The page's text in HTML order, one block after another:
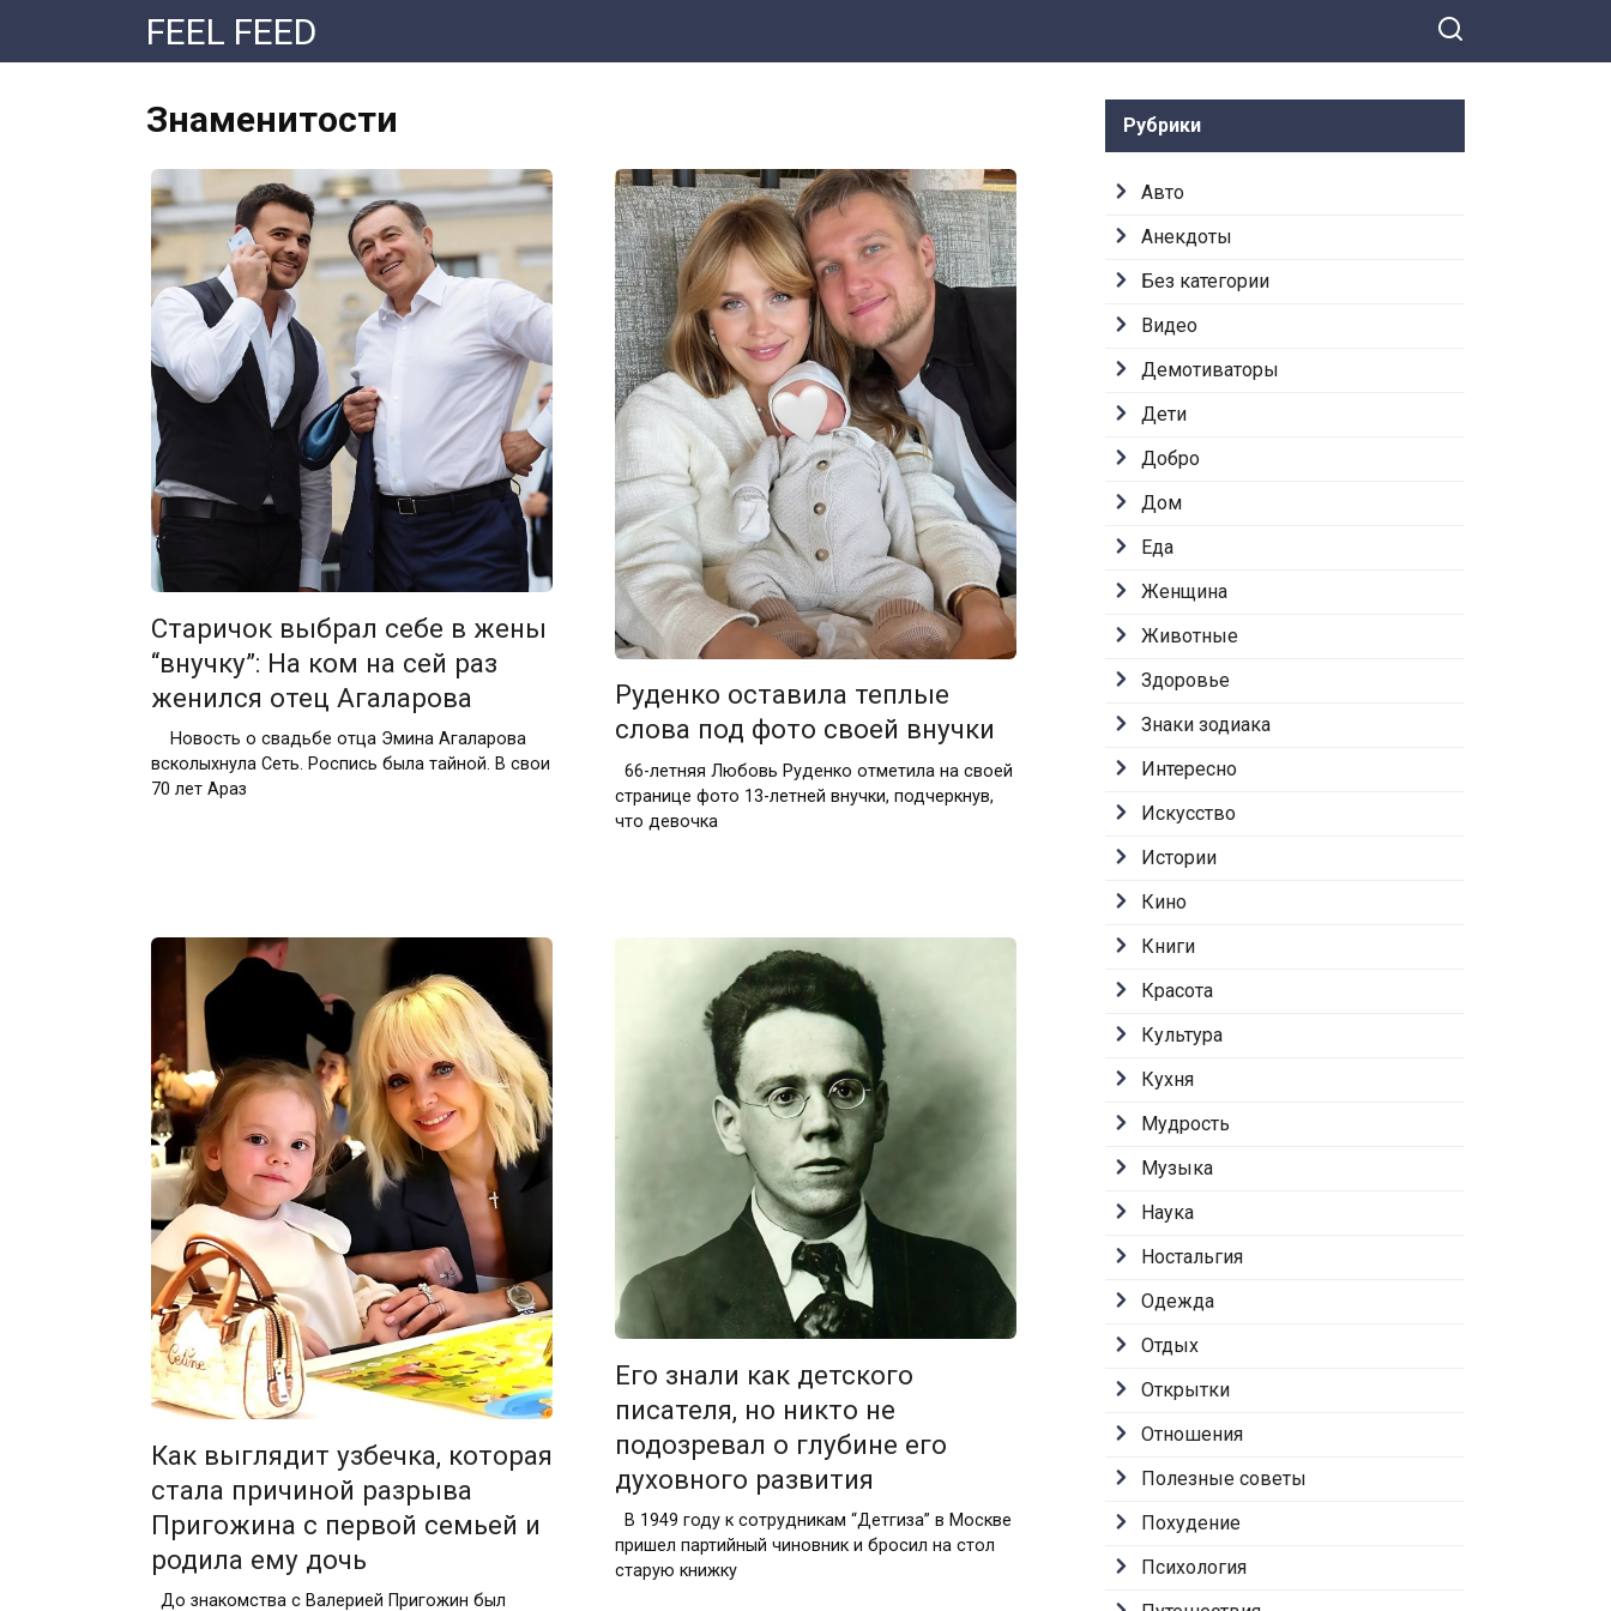
контенту
FEEL FEED
Знаменитости
Старичок выбрал себе в жены
“внучку”: На ком на сей раз
женился отец Агаларова
Новость о свадьбе отца Эмина Агаларова
всколыхнула Сеть. Роспись была тайной. В свои
70 лет Араз
Руденко оставила теплые
слова под фото своей внучки
66-летняя Любовь Руденко отметила на своей
странице фото 13-летней внучки, подчеркнув,
что девочка
Как выглядит узбечка, которая
стала причиной разрыва
Пригожина с первой семьей и
родила ему дочь
До знакомства с Валерией Пригожин был
Его знали как детского
писателя, но никто не
подозревал о глубине его
духовного развития
В 1949 году к сотрудникам “Детгиза” в Москве
пришел партийный чиновник и бросил на стол
старую книжку
Рубрики
Авто
Анекдоты
Без категории
Видео
Демотиваторы
Дети
Добро
Дом
Еда
Женщина
Животные
Здоровье
Знаки зодиака
Интересно
Искусство
Истории
Кино
Книги
Красота
Культура
Кухня
Мудрость
Музыка
Наука
Ностальгия
Одежда
Отдых
Открытки
Отношения
Полезные советы
Похудение
Психология